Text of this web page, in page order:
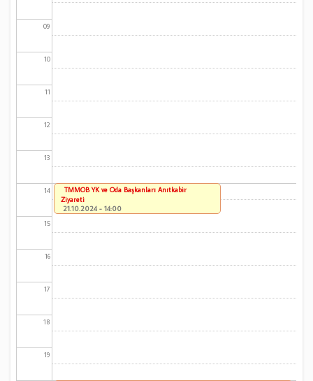
09
10
11
12
13
14
15
16
17
18
19
TMMOB YK ve Oda Başkanları Anıtkabir
Ziyareti
21.10.2024 - 14:00